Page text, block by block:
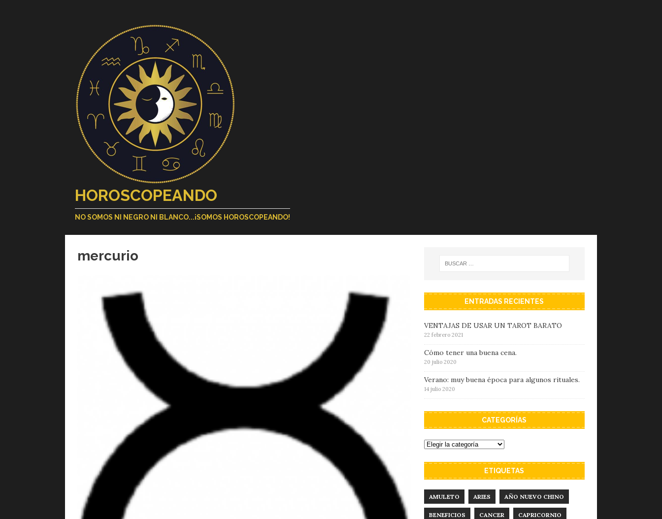
HOROSCOPEANDO
NO SOMOS NI NEGRO NI BLANCO...¡SOMOS HOROSCOPEANDO!
mercurio
ENTRADAS RECIENTES
VENTAJAS DE USAR UN TAROT BARATO
22 febrero 2021
Cómo tener una buena cena.
20 julio 2020
Verano: muy buena época para algunos rituales.
14 julio 2020
CATEGORÍAS
ETIQUETAS
AMULETO ARIES AÑO NUEVO CHINO
BENEFICIOS CANCER CAPRICORNIO